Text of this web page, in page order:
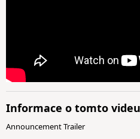
Informace o tomto videu
Announcement Trailer